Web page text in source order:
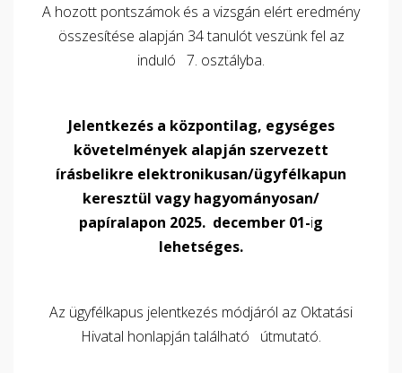
A hozott pontszámok és a vizsgán elért eredmény
összesítése alapján 34 tanulót veszünk fel az
induló 7. osztályba.
Jelentkezés a központilag, egységes
követelmények alapján szervezett
írásbelikre elektronikusan/ügyfélkapun
keresztül vagy hagyományosan/
papíralapon 2025. december 01-ig
lehetséges.
Az ügyfélkapus jelentkezés módjáról az Oktatási
Hivatal honlapján található útmutató.